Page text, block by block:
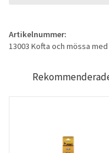
Artikelnummer:
13003 Kofta och mössa